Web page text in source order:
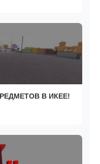
В ИКЕЕ!